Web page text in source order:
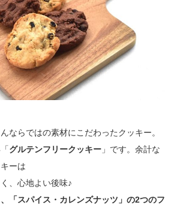
ならではの素材にこだわったクッキー。
グルテンフリークッキー 」です。余計な
ーは
、心地よい後味♪
「スパイス・カレンズナッツ」の2つのフ